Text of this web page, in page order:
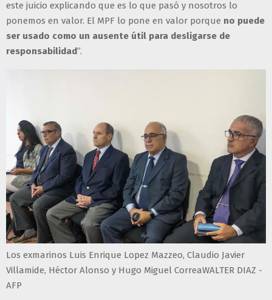
este juicio explicando que es lo que pasó y nosotros lo
ponemos en valor. El MPF lo pone en valor porque no puede
ser usado como un ausente útil para desligarse de
responsabilidad”.
Los exmarinos Luis Enrique Lopez Mazzeo, Claudio Javier
Villamide, Héctor Alonso y Hugo Miguel CorreaWALTER DIAZ -
AFP